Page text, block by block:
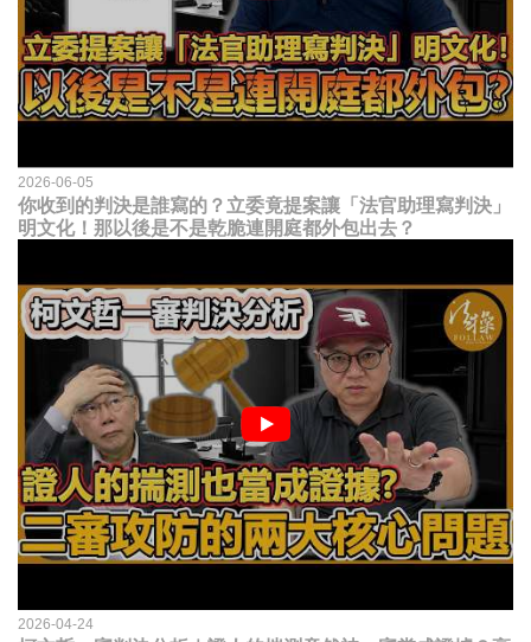
2026-06-05
你收到的判決是誰寫的？立委竟提案讓「法官助理寫判決」
明文化！那以後是不是乾脆連開庭都外包出去？
2026-04-24